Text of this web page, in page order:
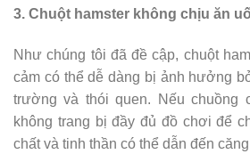
3. Chuột hamster không chịu ăn
Như chúng tôi đã đề cập, chuột
cảm có thể dễ dàng bị ảnh hưởng
trường và thói quen. Nếu chuồng
không trang bị đầy đủ đồ chơi để
chất và tinh thần có thể dẫn đến